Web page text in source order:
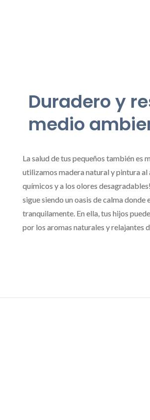
Duradero y
medio
La salud de tus pequeños también es
utilizamos madera natural y pintura al
químicos y a los olores
sigue siendo un oasis de calma
tranquilamente. En ella, tus hijos
por los aromas naturales y relajantes